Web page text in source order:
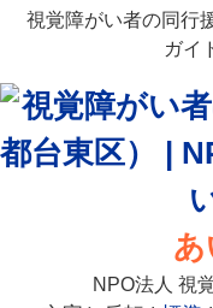
視覚障がい者の同行
ガイ
あ
NPO法人 視